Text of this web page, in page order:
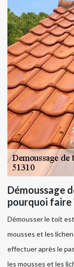
Démoussage
pourquoi faire
Démousser le toit
mousses et les
effectuer après le
les mousses et les